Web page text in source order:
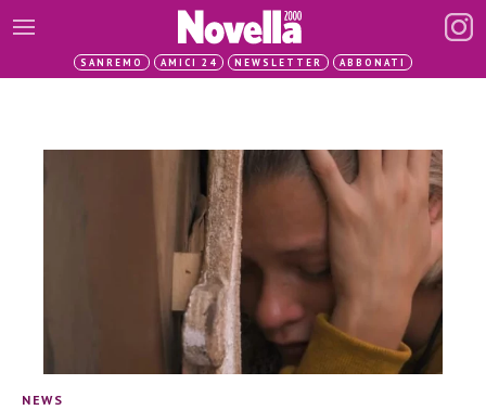
SANREMO AMICI 24 NEWSLETTER ABBONATI
NEWS